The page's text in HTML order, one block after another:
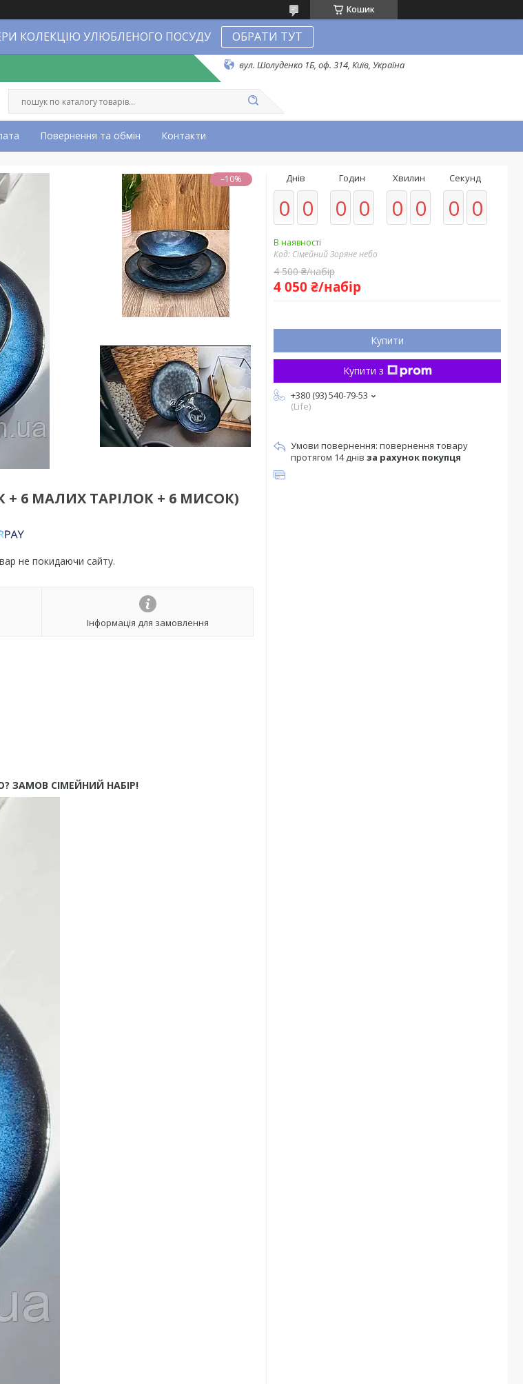
Кошик
КОЛЕКЦІЮ УЛЮБЛЕНОГО ПОСУДУ ОБРАТИ ТУТ
вул. Шолуденко 1Б, оф. 314, Київ, Україна
Повернення та обмін Контакти
–10%
+ 6 МАЛИХ ТАРІЛОК + 6 МИСОК)
не покидаючи сайту.
Інформація для замовлення
ЗАМОВ СІМЕЙНИЙ НАБІР!
Днів
0 0
Годин
0 0
Хвилин
0 0
Секунд
0 0
В наявності
Код: Сімейний Зоряне небо
4 500 ₴/набір
4 050 ₴/набір
Купити
Купити з
+380 (93) 540-79-53
(Life)
повернення товару
протягом 14 днів за рахунок покупця